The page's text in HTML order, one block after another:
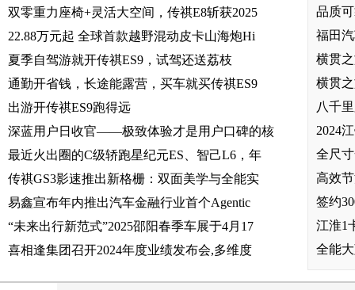
双零重力座椅+灵活大空间，传祺E8斩获2025
22.88万元起 全球首款越野混动皮卡山海炮Hi
夏季自驾游就开传祺ES9，试驾还送荔枝
通勤开省钱，长途能露营，买车就买传祺ES9
出游开传祺ES9跑得远
深蓝用户日收官——极致体验才是用户口碑的核
最近火出圈的C级轿跑星纪元ES、智己L6，年
传祺GS3影速推出新格栅：双面美学与全能实
易鑫宣布年内推出汽车金融行业首个Agentic
“未来出行新范式”2025邵阳春季车展于4月17
喜相逢集团召开2024年度业绩发布会,多维度
品质
福田
横贯
横贯
八千
2024
全尺
高效
签约
江淮1
全能